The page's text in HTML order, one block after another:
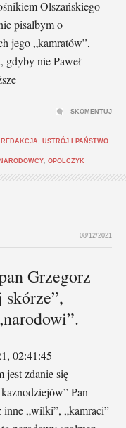
Olszańskiego
pisałbym o
jego „kamratów”,
gdyby nie Paweł
REDAKCJA USTRÓJ I PAŃSTWO
OPOLCZYK
SKOMENTUJ
08/12/2021
Grzegorz
02:41:45
jest zdanie się
Pan
„wilki”, „kamraci”